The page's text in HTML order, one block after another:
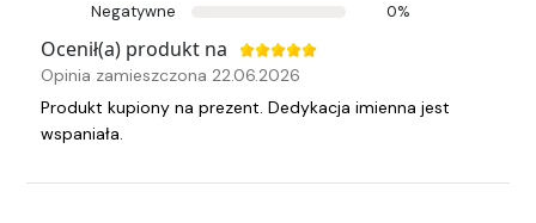
Negatywne
0%
Ocenił(a) produkt na
Opinia zamieszczona 22.06.2026
Produkt kupiony na prezent. Dedykacja imienna jest
wspaniała.